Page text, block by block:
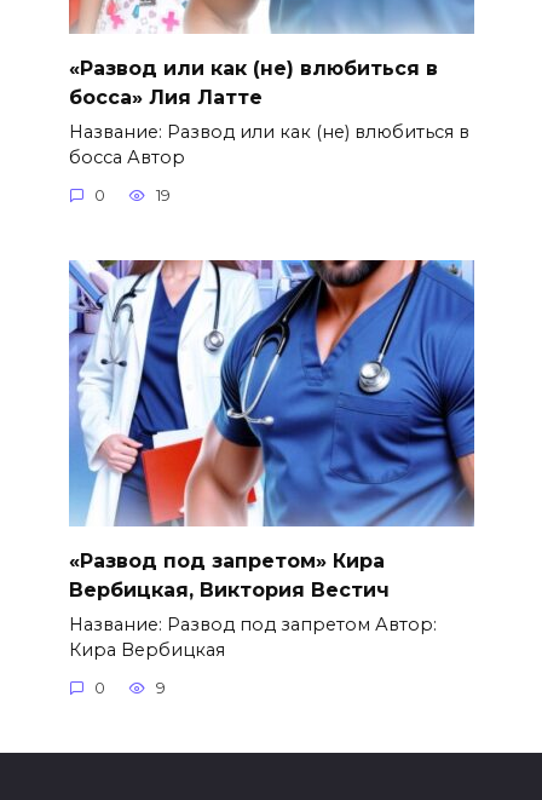
«Развод или как (не) влюбиться в
босса» Лия Латте
Название: Развод или как (не) влюбиться в
босса Автор
0 19
«Развод под запретом» Кира
Вербицкая, Виктория Вестич
Название: Развод под запретом Автор:
Кира Вербицкая
0 9